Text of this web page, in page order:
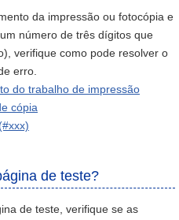
da impressão ou fotocópia e
número de três dígitos que
verifique como pode resolver o
erro.
do trabalho de impressão
cópia
de teste?
de teste, verifique se as